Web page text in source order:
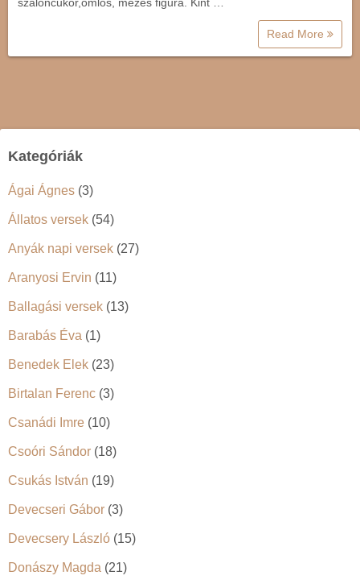
Read More
Kategóriák
Ágai Ágnes (3)
Állatos versek (54)
Anyák napi versek (27)
Aranyosi Ervin (11)
Ballagási versek (13)
Barabás Éva (1)
Benedek Elek (23)
Birtalan Ferenc (3)
Csanádi Imre (10)
Csoóri Sándor (18)
Csukás István (19)
Devecseri Gábor (3)
Devecsery László (15)
Donászy Magda (21)